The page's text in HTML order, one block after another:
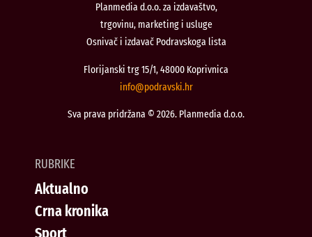
Planmedia d.o.o. za izdavaštvo,
trgovinu, marketing i usluge
Osnivač i izdavač Podravskoga lista
Florijanski trg 15/1, 48000 Koprivnica
rh.iksvardop
@ofni
Sva prava pridržana © 2026. Planmedia d.o.o.
RUBRIKE
Aktualno
Crna kronika